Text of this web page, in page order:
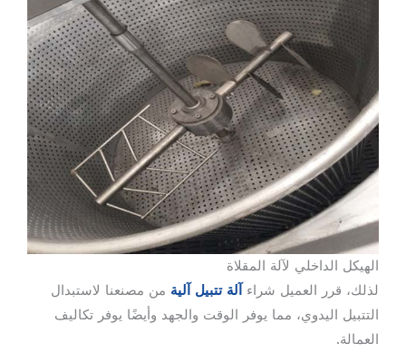
الهيكل الداخلي لآلة المقلاة
لذلك، قرر العميل شراء آلة تتبيل آلية من مصنعنا لاستبدال
التتبيل اليدوي، مما يوفر الوقت والجهد وأيضًا يوفر تكاليف
العمالة.